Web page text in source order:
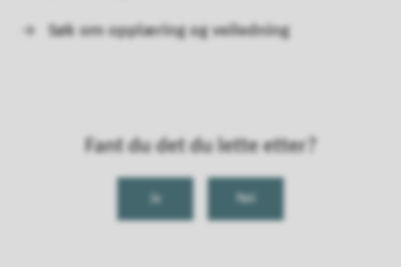
Søk om opplæring og veiledning
Fant du det du lette etter?
Ja Nei